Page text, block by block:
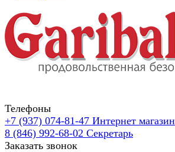
Телефоны
+7 (937) 074-81-47 Интернет магазин
8 (846) 992-68-02 Секретарь
Заказать звонок